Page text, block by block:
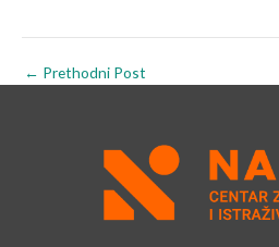
← Prethodni Post